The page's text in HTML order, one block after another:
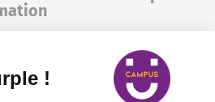
/ 09